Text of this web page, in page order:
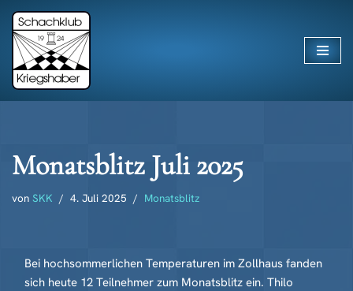
Zum
Inhalt
springen
Monatsblitz Juli 2025
von SKK 4. Juli 2025 Monatsblitz
Bei hochsommerlichen Temperaturen im Zollhaus fanden
sich heute 12 Teilnehmer zum Monatsblitz ein. Thilo